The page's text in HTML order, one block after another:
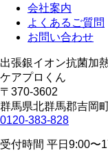
会社案内
よくあるご質問
お問い合わせ
出張銀イオン抗菌加
ケアプロくん
〒370-3602
群馬県北群馬郡吉岡
0120-383-828
受付時間 平日9:00〜